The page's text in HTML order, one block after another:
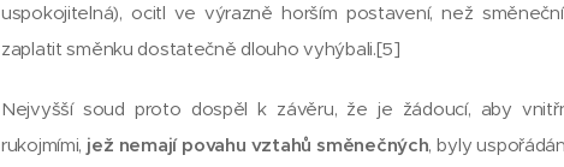
uspokojitelná), ocitl ve výrazně horším postavení, než
zaplatit směnku dostatečně dlouho vyhýbali.[5]
Nejvyšší soud proto dospěl k závěru, že je žádoucí, aby
rukojmími, jež nemají povahu vztahů směnečných, byly